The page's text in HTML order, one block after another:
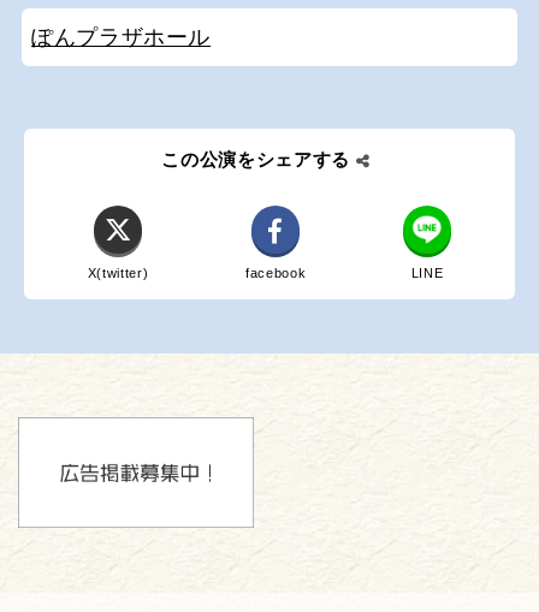
ぽんプラザホール
この公演をシェアする
X(twitter) facebook LINE